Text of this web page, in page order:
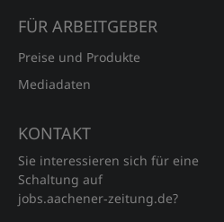
FÜR ARBEITGEBER
Preise und Produkte
Mediadaten
KONTAKT
Sie interessieren sich für eine
Schaltung auf
jobs.aachener‑zeitung.de?